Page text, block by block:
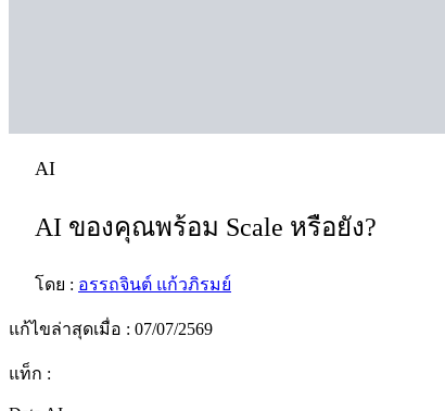
AI
AI ของคุณพร้อม Scale หรือยัง?
โดย : อรรถจินต์ แก้วภิรมย์
แก้ไขล่าสุดเมื่อ : 07/07/2569
แท็ก :